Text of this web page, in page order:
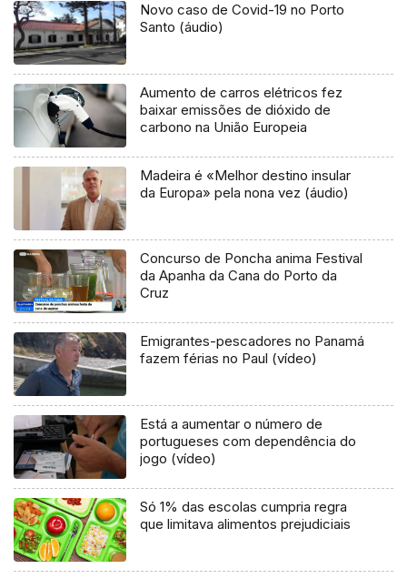
Novo caso de Covid-19 no Porto
Santo (áudio)
Aumento de carros elétricos fez
baixar emissões de dióxido de
carbono na União Europeia
Madeira é «Melhor destino insular
da Europa» pela nona vez (áudio)
Concurso de Poncha anima Festival
da Apanha da Cana do Porto da
Cruz
Emigrantes-pescadores no Panamá
fazem férias no Paul (vídeo)
Está a aumentar o número de
portugueses com dependência do
jogo (vídeo)
Só 1% das escolas cumpria regra
que limitava alimentos prejudiciais